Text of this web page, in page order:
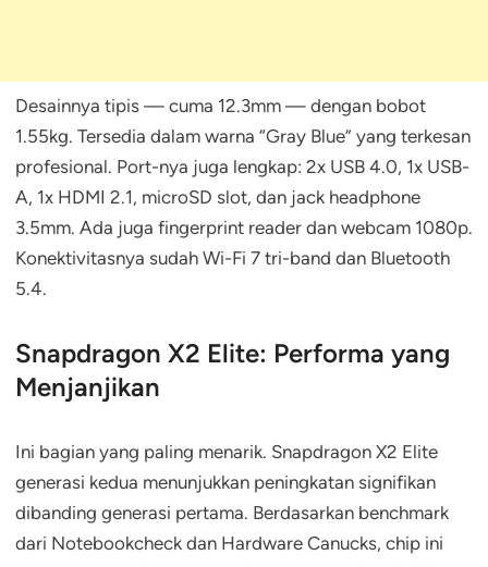
Desainnya tipis — cuma 12.3mm — dengan bobot
1.55kg. Tersedia dalam warna “Gray Blue” yang terkesan
profesional. Port-nya juga lengkap: 2x USB 4.0, 1x USB-
A, 1x HDMI 2.1, microSD slot, dan jack headphone
3.5mm. Ada juga fingerprint reader dan webcam 1080p.
Konektivitasnya sudah Wi-Fi 7 tri-band dan Bluetooth
5.4.
Snapdragon X2 Elite: Performa yang
Menjanjikan
Ini bagian yang paling menarik. Snapdragon X2 Elite
generasi kedua menunjukkan peningkatan signifikan
dibanding generasi pertama. Berdasarkan benchmark
dari Notebookcheck dan Hardware Canucks, chip ini